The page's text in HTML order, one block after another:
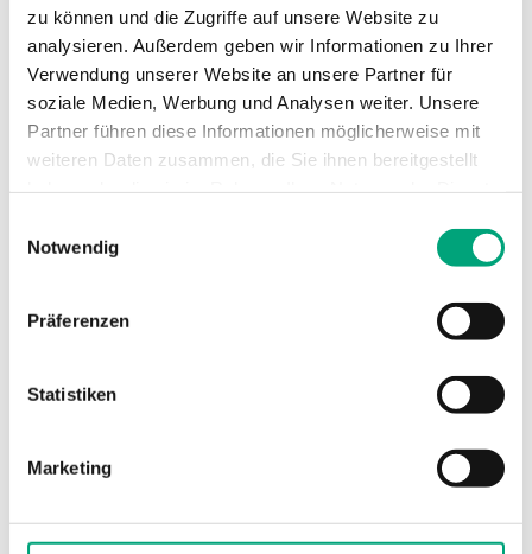
zu können und die Zugriffe auf unsere Website zu
analysieren. Außerdem geben wir Informationen zu Ihrer
Verwendung unserer Website an unsere Partner für
soziale Medien, Werbung und Analysen weiter. Unsere
Partner führen diese Informationen möglicherweise mit
weiteren Daten zusammen, die Sie ihnen bereitgestellt
Notwendig
Präferenzen
Statistiken
Marketing
TECHNISCHE DATEN
Artikel (1 st)
Montageplatte Wandmontage für ED-RUD-2
Abmessungen, außen (B x H x T)